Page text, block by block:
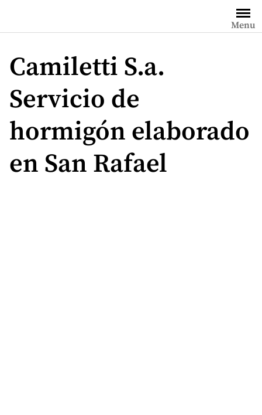
contenido
Menu
Camiletti S.a.
Servicio de
hormigón elaborado
en San Rafael